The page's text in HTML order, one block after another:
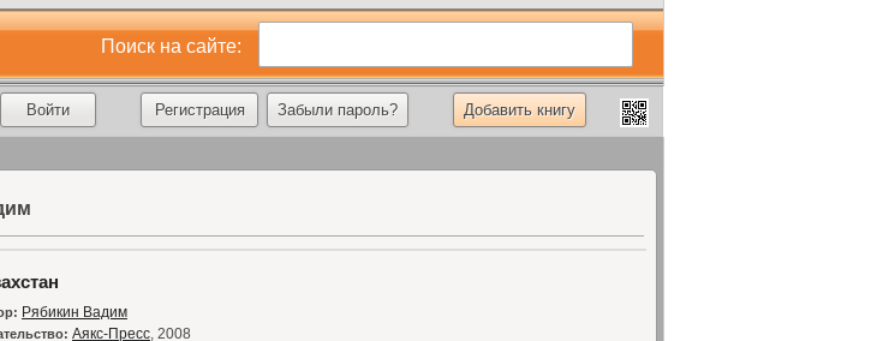
Поиск на сайте:
Регистрация Забыли пароль? Добавить книгу
Рябикин Вадим
Аякс-Пресс, 2008